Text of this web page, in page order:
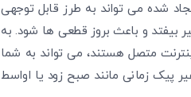
شده می‌ تواند به طرز قابل توجهی
بیفتد و باعث بروز قطعی ‌ها شود. به
متصل هستند، می ‌تواند به شما
پیک زمانی مانند صبح زود یا اواسط